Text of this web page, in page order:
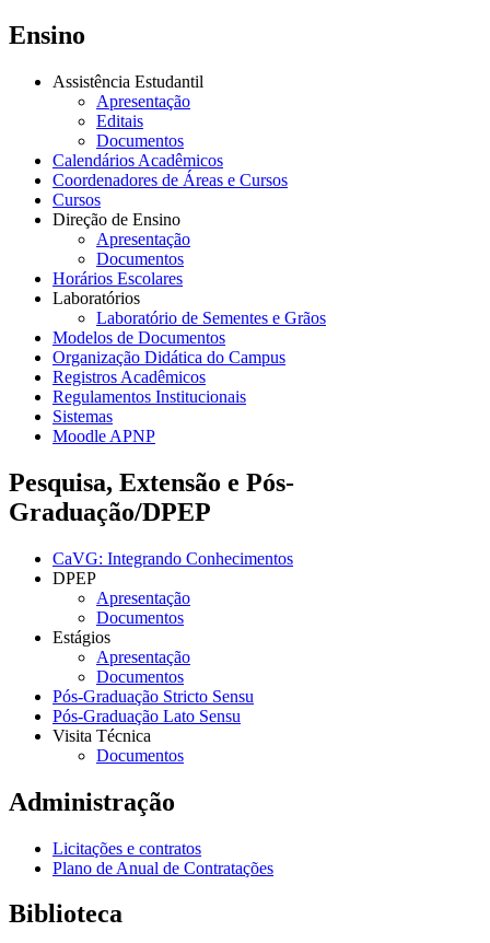
Ensino
Assistência Estudantil
Apresentação
Editais
Documentos
Calendários Acadêmicos
Coordenadores de Áreas e Cursos
Cursos
Direção de Ensino
Apresentação
Documentos
Horários Escolares
Laboratórios
Laboratório de Sementes e Grãos
Modelos de Documentos
Organização Didática do Campus
Registros Acadêmicos
Regulamentos Institucionais
Sistemas
Moodle APNP
Pesquisa, Extensão e Pós-
Graduação/DPEP
CaVG: Integrando Conhecimentos
DPEP
Apresentação
Documentos
Estágios
Apresentação
Documentos
Pós-Graduação Stricto Sensu
Pós-Graduação Lato Sensu
Visita Técnica
Documentos
Administração
Licitações e contratos
Plano de Anual de Contratações
Biblioteca